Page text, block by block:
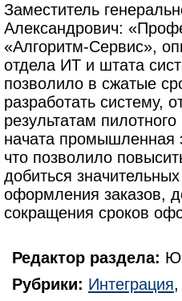
Заместитель
Александрович:
«Алгоритм-Сервис»,
отдела ИТ и штата
позволило в сжатые
разработать систему,
результатам
начата промышленная
что позволило
добиться
оформления заказов,
сокращения сроков
Редактор раздела:
Рубрики: Интеграция